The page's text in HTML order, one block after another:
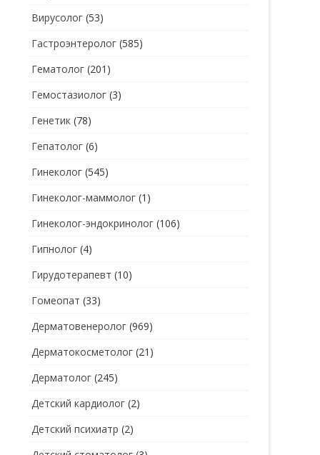
ЭНДОКРИНОЛОГ
Вирусолог (53)
Гастроэнтеролог (585)
Гематолог (201)
Гемостазиолог (3)
Генетик (78)
Гепатолог (6)
Гинеколог (545)
Гинеколог-маммолог (1)
Гинеколог-эндокринолог (106)
Гипнолог (4)
Гирудотерапевт (10)
Гомеопат (33)
Дерматовенеролог (969)
Дерматокосметолог (21)
Дерматолог (245)
Детский кардиолог (2)
Детский психиатр (2)